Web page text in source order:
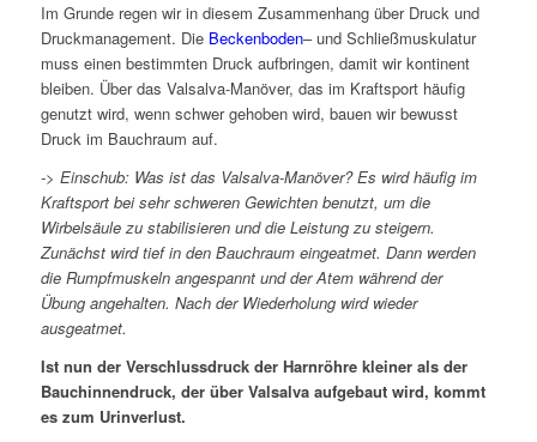
Im Grunde regen wir in diesem Zusammenhang über Druck und
Druckmanagement. Die Beckenboden– und Schließmuskulatur
muss einen bestimmten Druck aufbringen, damit wir kontinent
bleiben. Über das Valsalva-Manöver, das im Kraftsport häufig
genutzt wird, wenn schwer gehoben wird, bauen wir bewusst
Druck im Bauchraum auf.
-> Einschub: Was ist das Valsalva-Manöver? Es wird häufig im
Kraftsport bei sehr schweren Gewichten benutzt, um die
Wirbelsäule zu stabilisieren und die Leistung zu steigern.
Zunächst wird tief in den Bauchraum eingeatmet. Dann werden
die Rumpfmuskeln angespannt und der Atem während der
Übung angehalten. Nach der Wiederholung wird wieder
ausgeatmet.
Ist nun der Verschlussdruck der Harnröhre kleiner als der
Bauchinnendruck, der über Valsalva aufgebaut wird, kommt
es zum Urinverlust.